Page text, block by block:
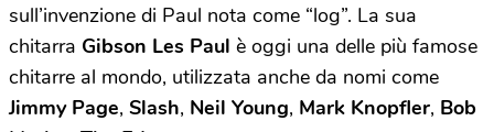
sull’invenzione di Paul nota come “log”. La sua
chitarra Gibson Les Paul è oggi una delle più famose
chitarre al mondo, utilizzata anche da nomi come
Jimmy Page, Slash, Neil Young, Mark Knopfler, Bob